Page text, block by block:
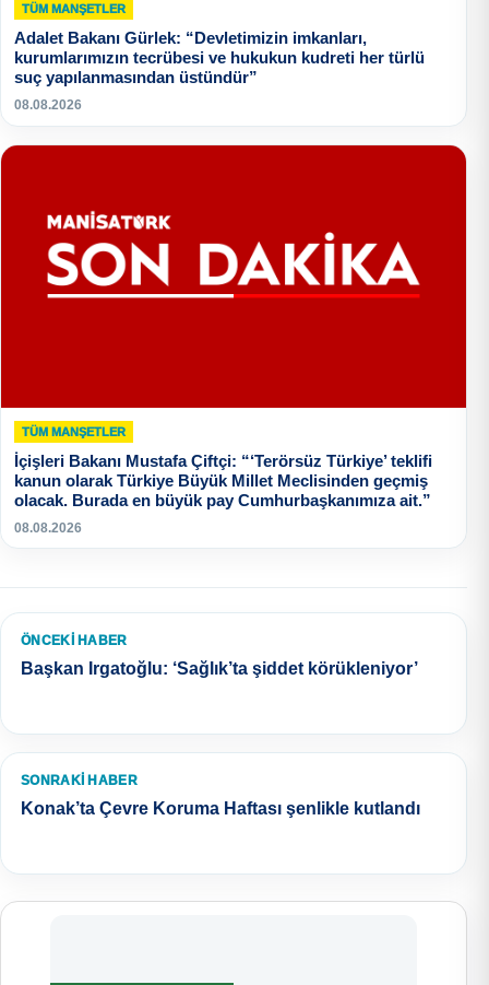
TÜM MANŞETLER
Adalet Bakanı Gürlek: “Devletimizin imkanları,
kurumlarımızın tecrübesi ve hukukun kudreti her türlü
suç yapılanmasından üstündür”
08.08.2026
TÜM MANŞETLER
İçişleri Bakanı Mustafa Çiftçi: “‘Terörsüz Türkiye’ teklifi
kanun olarak Türkiye Büyük Millet Meclisinden geçmiş
olacak. Burada en büyük pay Cumhurbaşkanımıza ait.”
08.08.2026
ÖNCEKI HABER
Başkan Irgatoğlu: ‘Sağlık’ta şiddet körükleniyor’
SONRAKI HABER
Konak’ta Çevre Koruma Haftası şenlikle kutlandı